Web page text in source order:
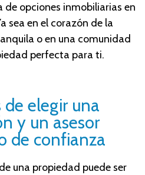
opciones inmobiliarias en
sea en el corazón de la
o en una comunidad
perfecta para ti.
de elegir una
y un asesor
de confianza
una propiedad puede ser